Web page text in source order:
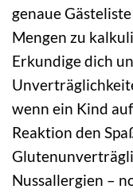
genaue
Mengen zu
Erkundige dich
wenn ein Kind
Reaktion den
Nussallergien –